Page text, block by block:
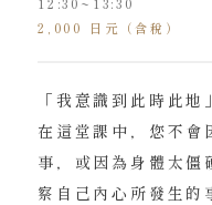
2,000 日元（含稅）
「我意識到此時此地
在這堂課中，您不會
事，或因為身體太僵
察自己內心所發生的